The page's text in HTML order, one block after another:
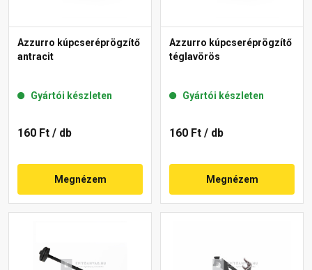
Azzurro kúpcseréprögzítő
antracit
Gyártói készleten
160 Ft / db
Megnézem
Azzurro kúpcseréprögzítő
téglavörös
Gyártói készleten
160 Ft / db
Megnézem